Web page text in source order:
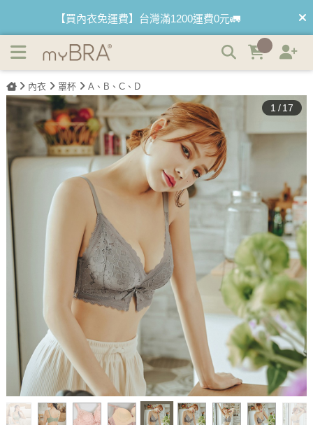
牌
【首購優惠】新客最高可折$150再免運❗
【夏日滿額贈】把衣物壓縮收納袋回家 🌞
【父親節快樂】男內褲5件$999🧔
內衣 罩杯 A、B、C、D
1 / 17